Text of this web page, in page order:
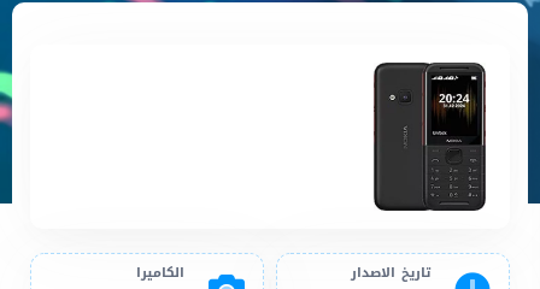
تاريخ الاصدار
الكاميرا